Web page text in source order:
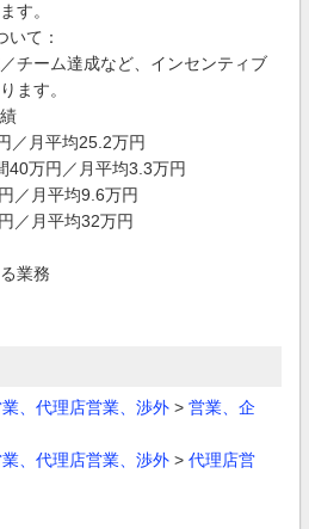
す。
て：
チーム達成など、インセンティブ
ます。
／月平均25.2万円
40万円／月平均3.3万円
／月平均9.6万円
／月平均32万円
業務
、代理店営業、渉外 > 営業、企
、代理店営業、渉外 > 代理店営